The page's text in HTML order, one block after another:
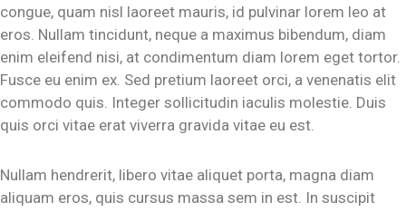
congue, quam nisl laoreet mauris, id pulvinar lorem leo at
eros. Nullam tincidunt, neque a maximus bibendum, diam
enim eleifend nisi, at condimentum diam lorem eget tortor.
Fusce eu enim ex. Sed pretium laoreet orci, a venenatis elit
commodo quis. Integer sollicitudin iaculis molestie. Duis
quis orci vitae erat viverra gravida vitae eu est.
Nullam hendrerit, libero vitae aliquet porta, magna diam
aliquam eros, quis cursus massa sem in est. In suscipit